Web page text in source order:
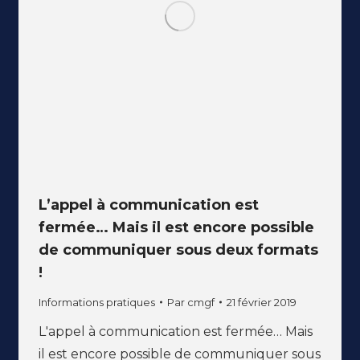
L’appel à communication est
fermée… Mais il est encore possible
de communiquer sous deux formats
!
Informations pratiques Par cmgf 21 février 2019
L'appel à communication est fermée… Mais
il est encore possible de communiquer sous